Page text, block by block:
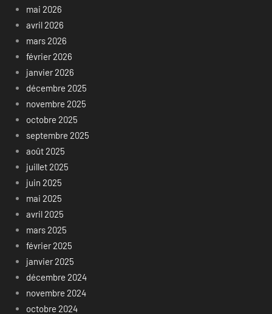
mai 2026
avril 2026
mars 2026
février 2026
janvier 2026
décembre 2025
novembre 2025
octobre 2025
septembre 2025
août 2025
juillet 2025
juin 2025
mai 2025
avril 2025
mars 2025
février 2025
janvier 2025
décembre 2024
novembre 2024
octobre 2024